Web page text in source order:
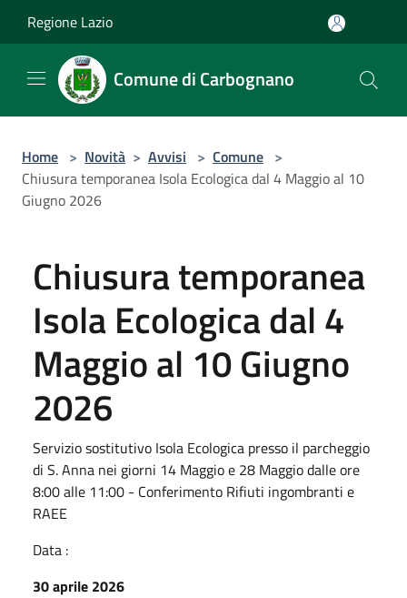
Regione Lazio
Comune di Carbognano
Home > Novità > Avvisi > Comune >
Chiusura temporanea Isola Ecologica dal 4 Maggio al 10
Giugno 2026
Chiusura temporanea
Isola Ecologica dal 4
Maggio al 10 Giugno
2026
Servizio sostitutivo Isola Ecologica presso il parcheggio
di S. Anna nei giorni 14 Maggio e 28 Maggio dalle ore
8:00 alle 11:00 - Conferimento Rifiuti ingombranti e
RAEE
Data :
30 aprile 2026